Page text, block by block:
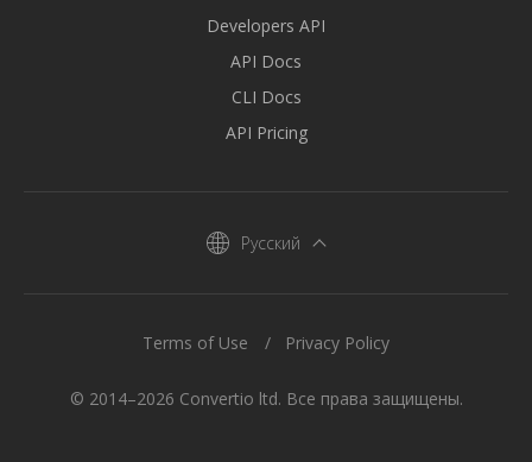
Developers API
API Docs
CLI Docs
API Pricing
Русский
© 2014–2026 Convertio ltd. Все права защищены.
Terms of Use Privacy Policy